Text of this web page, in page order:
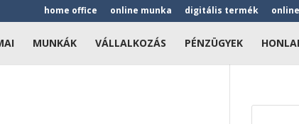
home office online munka digitális termék
MUNKÁK VÁLLALKOZÁS PÉNZÜGYEK